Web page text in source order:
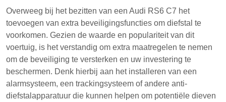
Overweeg bij het bezitten van een Audi RS6 C7 het
toevoegen van extra beveiligingsfuncties om diefstal te
voorkomen. Gezien de waarde en populariteit van dit
voertuig, is het verstandig om extra maatregelen te nemen
om de beveiliging te versterken en uw investering te
beschermen. Denk hierbij aan het installeren van een
alarmsysteem, een trackingsysteem of andere anti-
diefstalapparatuur die kunnen helpen om potentiële dieven